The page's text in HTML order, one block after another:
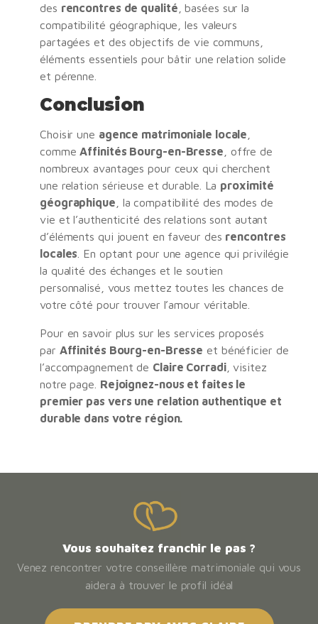
des rencontres de qualité , basées sur la
compatibilité géographique, les valeurs
partagées et des objectifs de vie communs,
éléments essentiels pour bâtir une relation solide
et pérenne.
Conclusion
Choisir une agence matrimoniale locale
commeAffinités Bourg-en-Bresse , offre de
nombreux avantages pour ceux qui cherchent
une relation sérieuse et durable. La proximité
géographique , la compatibilité des modes de
vie et l’authenticité des relations sont autant
d’éléments qui jouent en faveur des rencontres
locales . En optant pour une agence qui privilégie
la qualité des échanges et le soutien
personnalisé, vous mettez toutes les chances de
votre côté pour trouver l’amour véritable.
Pour en savoir plus sur les services proposés
par Affinités Bourg-en-Bresse et bénéficier de
l’accompagnement de Claire Corradi, visitez
notre page. Rejoignez-nous et faites le
premier pas vers une relation authentique et
durable dans votre région.
Vous souhaitez franchir le pas ?
Venez rencontrer votre conseillère matrimoniale qui vous
aidera à trouver le profil idéal